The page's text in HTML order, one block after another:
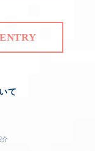
て
介